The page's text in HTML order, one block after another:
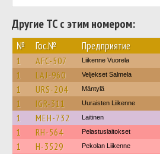
Другие ТС с этим номером:
№ Гос.№ Предприятие
1 AFC-507 Liikenne Vuorela
1 LAJ-960 Veljekset Salmela
1 URS-204 Mäntylä
1 IGR-311 Uuraisten Liikenne
1 MEH-732 Laitinen
1 RH-564 Pelastuslaitokset
1 H-3529 Pekolan Liikenne